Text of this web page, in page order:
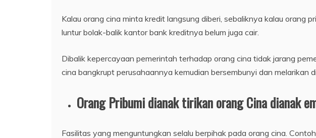
Kalau orang cina minta kredit langsung diberi, sebaliknya kalau orang
luntur bolak-balik kantor bank kreditnya belum juga cair.
Dibalik kepercayaan pemerintah terhadap orang cina tidak jarang
cina bangkrupt perusahaannya kemudian bersembunyi dan melarikan
Orang Pribumi dianak tirikan orang Cina dianak
Fasilitas yang menguntungkan selalu berpihak pada orang cina.